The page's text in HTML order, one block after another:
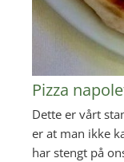
Pizza
Dette er vårt
er at man ikke
har stengt på